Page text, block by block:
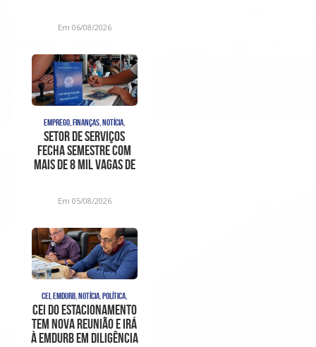
Em 06/08/2026
EMPREGO, FINANÇAS, NOTÍCIA,
Setor de serviços
fecha semestre com
mais de 8 mil vagas de
Em 05/08/2026
CEI, EMDURB, NOTÍCIA, POLÍTICA,
CEI do estacionamento
tem nova reunião e irá
à Emdurb em diligência